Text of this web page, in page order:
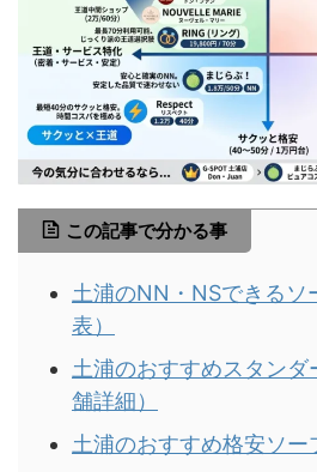
この記事で分かる事
土浦のNN・NSできるソ
表）
土浦のおすすめスタン
舗詳細）
土浦のおすすめ格安ソー